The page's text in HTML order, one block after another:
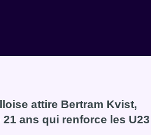
attire Bertram Kvist,
ans qui renforce les U23